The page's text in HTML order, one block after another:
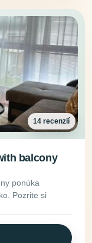
14 recenzií
balcony
ponúka
Pozrite si